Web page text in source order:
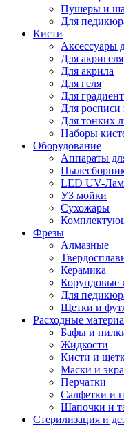
Пушеры и
Для
Кисти
Аксессуары
Для
Для акрила
Для геля
Для
Для росписи
Для тонких
Наборы
Оборудование
Аппараты
LED UV-
УЗ мойки
Сухожары
Фрезы
Алмазные
Керамика
Для
Щетки и
Расходные
Бафы и
Жидкости
Кисти и
Маски и
Перчатки
Салфетки и
Шапочки и
Стерилизация и